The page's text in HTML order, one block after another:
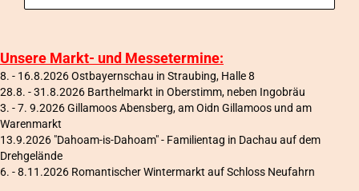
Unsere Markt- und Messetermine:
8. - 16.8.2026 Ostbayernschau in Straubing, Halle 8
28.8. - 31.8.2026 Barthelmarkt in Oberstimm, neben Ingobräu
3. - 7. 9.2026 Gillamoos Abensberg, am Oidn Gillamoos und am
Warenmarkt
13.9.2026 "Dahoam-is-Dahoam" - Familientag in Dachau auf dem
Drehgelände
6. - 8.11.2026 Romantischer Wintermarkt auf Schloss Neufahrn